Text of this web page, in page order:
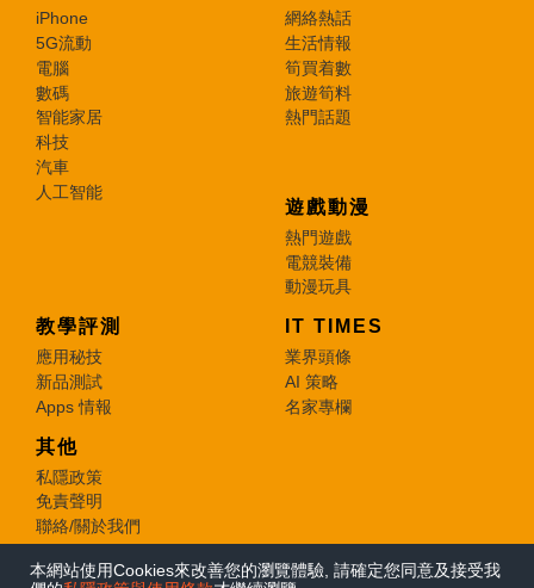
iPhone
5G流動
電腦
數碼
智能家居
科技
汽車
人工智能
網絡熱話
生活情報
筍買着數
旅遊筍料
熱門話題
遊戲動漫
熱門遊戲
電競裝備
動漫玩具
教學評測
應用秘技
新品測試
Apps 情報
IT TIMES
業界頭條
AI 策略
名家專欄
其他
私隱政策
免責聲明
聯絡/關於我們
© 2026 e-zone. All Rights Reserved.
本網站使用Cookies來改善您的瀏覽體驗, 請確定您同意及接受我